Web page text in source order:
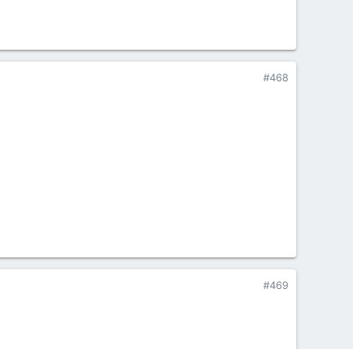
#468
#469